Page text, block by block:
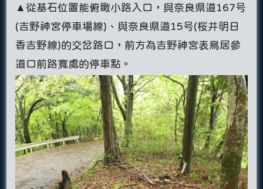
▲從基石位置能俯瞰小路入口，與奈良県道167号
(吉野神宮停車場線)、與奈良県道15号(桜井明日
香吉野線)的交岔路口，前方為吉野神宮表鳥居參
道口前路寬處的停車點。